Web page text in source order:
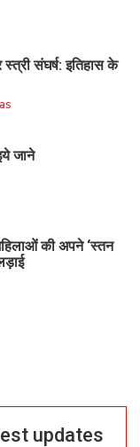
स्त्री संघर्ष: इतिहास के
जाने
की अपने ‘स्तन
updates